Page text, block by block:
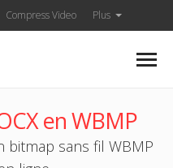
Compress Video Plus
en WBMP
bitmap sans fil WBMP